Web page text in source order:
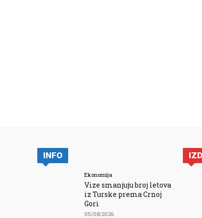
INFO
Ekonomija
Vize smanjuju broj letova
iz Turske prema Crnoj
Gori
05/08/2026